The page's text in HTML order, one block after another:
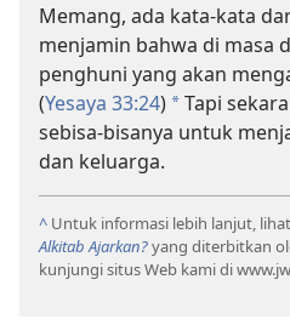
Memang, ada kata-kata
menjamin bahwa di masa
penghuni yang akan
(Yesaya 33:24) *Tapi
sebisa-bisanya untuk
dan keluarga.
^ Untuk informasi lebih lanjut,
Alkitab Ajarkan?yang diterbitkan
kunjungi situs Web kami di